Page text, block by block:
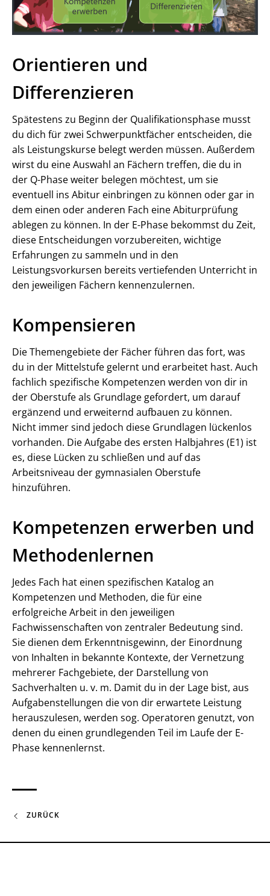
Orientieren und
Differenzieren
Spätestens zu Beginn der Qualifikationsphase musst
du dich für zwei Schwerpunktfächer entscheiden, die
als Leistungskurse belegt werden müssen. Außerdem
wirst du eine Auswahl an Fächern treffen, die du in
der Q-Phase weiter belegen möchtest, um sie
eventuell ins Abitur einbringen zu können oder gar in
dem einen oder anderen Fach eine Abiturprüfung
ablegen zu können. In der E-Phase bekommst du Zeit,
diese Entscheidungen vorzubereiten, wichtige
Erfahrungen zu sammeln und in den
Leistungsvorkursen bereits vertiefenden Unterricht in
den jeweiligen Fächern kennenzulernen.
Kompensieren
Die Themengebiete der Fächer führen das fort, was
du in der Mittelstufe gelernt und erarbeitet hast. Auch
fachlich spezifische Kompetenzen werden von dir in
der Oberstufe als Grundlage gefordert, um darauf
ergänzend und erweiternd aufbauen zu können.
Nicht immer sind jedoch diese Grundlagen lückenlos
vorhanden. Die Aufgabe des ersten Halbjahres (E1) ist
es, diese Lücken zu schließen und auf das
Arbeitsniveau der gymnasialen Oberstufe
hinzuführen.
Kompetenzen erwerben und
Methodenlernen
Jedes Fach hat einen spezifischen Katalog an
Kompetenzen und Methoden, die für eine
erfolgreiche Arbeit in den jeweiligen
Fachwissenschaften von zentraler Bedeutung sind.
Sie dienen dem Erkenntnisgewinn, der Einordnung
von Inhalten in bekannte Kontexte, der Vernetzung
mehrerer Fachgebiete, der Darstellung von
Sachverhalten u. v. m. Damit du in der Lage bist, aus
Aufgabenstellungen die von dir erwartete Leistung
herauszulesen, werden sog. Operatoren genutzt, von
denen du einen grundlegenden Teil im Laufe der E-
Phase kennenlernst.
ZURÜCK